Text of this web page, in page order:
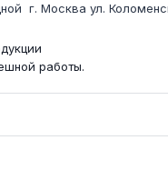
г. Москва ул.
работы.